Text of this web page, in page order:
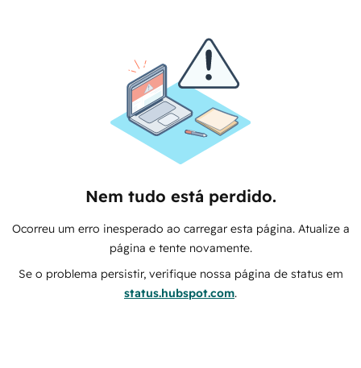
Nem tudo está perdido.
Ocorreu um erro inesperado ao carregar esta página. Atualize a
página e tente novamente.
Se o problema persistir, verifique nossa página de status em
status.hubspot.com.